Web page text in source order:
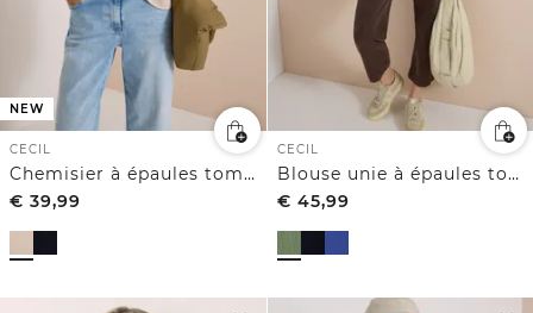
NEW
CECIL
Chemisier à épaules tombantes et à la coupe structurée
€ 39,99
CECIL
Blouse unie à épaules tombantes
€ 45,99